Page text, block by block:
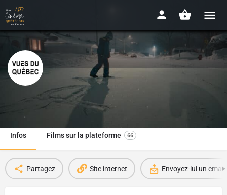
Vues du Québec Distribution
Infos Films sur la plateforme 66
Partagez Site internet Envoyez-lui un email